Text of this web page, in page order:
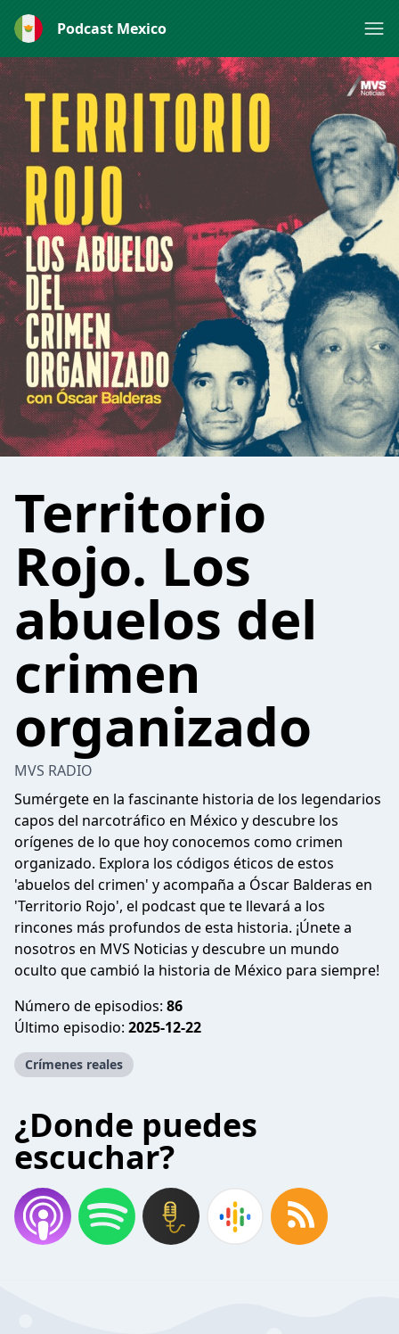
Podcast Mexico
Territorio
Rojo. Los
abuelos del
crimen
organizado
MVS RADIO
Sumérgete en la fascinante historia de los legendarios
capos del narcotráfico en México y descubre los
orígenes de lo que hoy conocemos como crimen
organizado. Explora los códigos éticos de estos
'abuelos del crimen' y acompaña a Óscar Balderas en
'Territorio Rojo', el podcast que te llevará a los
rincones más profundos de esta historia. ¡Únete a
nosotros en MVS Noticias y descubre un mundo
oculto que cambió la historia de México para siempre!
Número de episodios: 86
Último episodio: 2025-12-22
Crímenes reales
¿Donde puedes
escuchar?